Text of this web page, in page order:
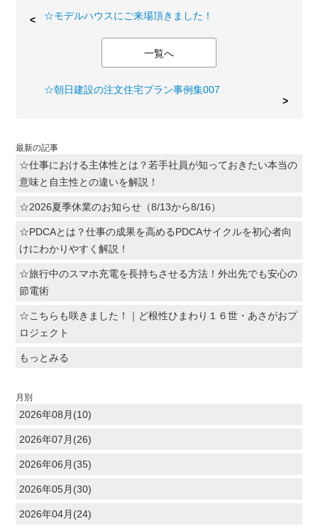
☆モデルハウスにご来場頂きました！
一覧へ
☆朝日建設の注文住宅プラン事例集007
最新の記事
☆仕事における主体性とは？若手社員が知っておきたい本当の
意味と自主性との違いを解説！
☆2026夏季休業のお知らせ（8/13から8/16）
☆PDCAとは？仕事の成果を高めるPDCAサイクルを初心者向
けにわかりやすく解説！
☆旅行中のスマホ充電を長持ちさせる方法！外出先でも安心の
節電術
☆こちらも咲きました！｜ど根性ひまわり１６世・あさがおプ
ロジェクト
もっとみる
月別
2026年08月(10)
2026年07月(26)
2026年06月(35)
2026年05月(30)
2026年04月(24)